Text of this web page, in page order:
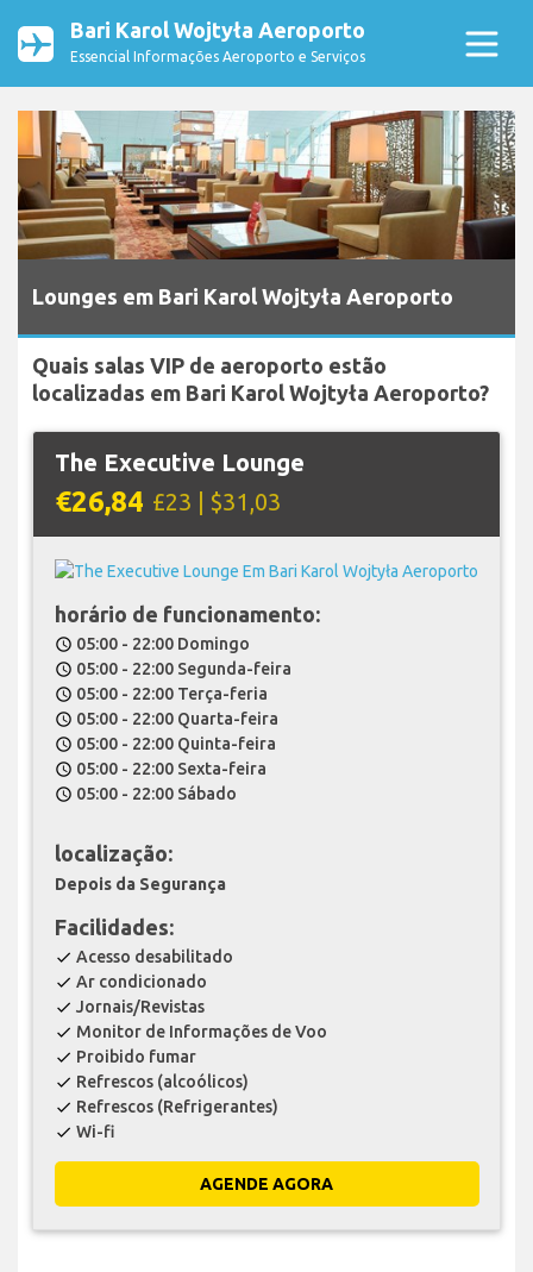
Bari Karol Wojtyła Aeroporto
Essencial Informações Aeroporto e Serviços
Lounges em Bari Karol Wojtyła Aeroporto
Quais salas VIP de aeroporto estão
localizadas em Bari Karol Wojtyła Aeroporto?
The Executive Lounge
€26,84 £23 | $31,03
horário de funcionamento:
schedule 05:00 - 22:00 Domingo
schedule 05:00 - 22:00 Segunda-feira
schedule 05:00 - 22:00 Terça-feria
schedule 05:00 - 22:00 Quarta-feira
schedule 05:00 - 22:00 Quinta-feira
schedule 05:00 - 22:00 Sexta-feira
schedule 05:00 - 22:00 Sábado
localização:
Depois da Segurança
Facilidades:
check Acesso desabilitado
check Ar condicionado
check Jornais/Revistas
check Monitor de Informações de Voo
check Proibido fumar
check Refrescos (alcoólicos)
check Refrescos (Refrigerantes)
check Wi-fi
AGENDE AGORA